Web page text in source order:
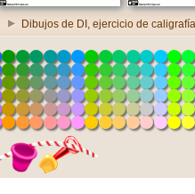
Dibujos de DI, ejercicio de caligrafía